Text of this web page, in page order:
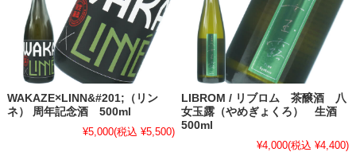
WAKAZE×LINN&#201;（リン
ネ） 周年記念酒 500ml
¥5,000(税込 ¥5,500)
LIBROM / リブロム 茶醸酒 八
女玉露（やめぎょくろ） 生酒
500ml
¥4,000(税込 ¥4,400)